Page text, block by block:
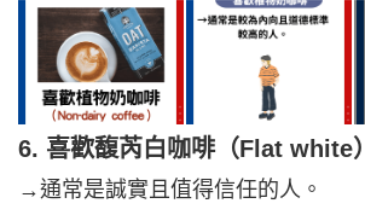
6. 喜歡馥芮白咖啡（Flat white）
→通常是誠實且值得信任的人。